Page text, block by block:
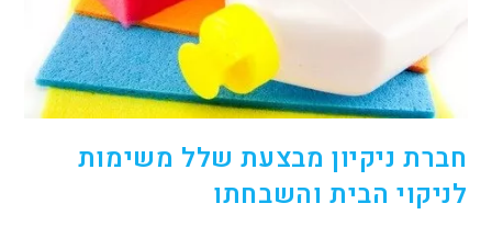
חברת ניקיון מבצעת שלל משימות
לניקוי הבית והשבחתו